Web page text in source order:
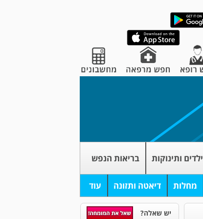
ילדים ותינוקות בריאות הנפש
מחלות דיאטה ותזונה עוד
יש שאלה?